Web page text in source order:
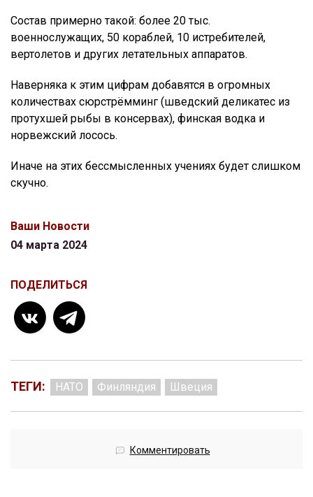
Состав примерно такой: более 20 тыс.
военнослужащих, 50 кораблей, 10 истребителей,
вертолетов и других летательных аппаратов.
Наверняка к этим цифрам добавятся в огромных
количествах сюрстрёмминг (шведский деликатес из
протухшей рыбы в консервах), финская водка и
норвежский лосось.
Иначе на этих бессмысленных учениях будет слишком
скучно.
Ваши Новости
04 марта 2024
ПОДЕЛИТЬСЯ
ТЕГИ: НАТО Финляндия Швеция
Комментировать